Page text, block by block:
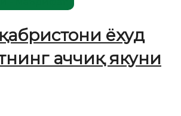
ёхуд
аччиқ якуни